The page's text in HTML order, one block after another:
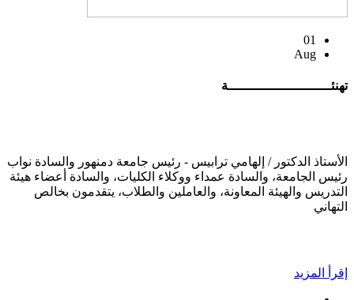
01
Aug
تهنئــــــــــــــــــــــــــة
الأستاذ الدكتور / إلهامي ترابيس - رئيس جامعة دمنهور والسادة نواب
رئيس الجامعة، والسادة عمداء ووكلاء الكليات، والسادة أعضاء هيئة
التدريس والهيئة المعاونة، والعاملين والطلاب، يتقدمون بخالص
التهاني
إقرأ المزيد